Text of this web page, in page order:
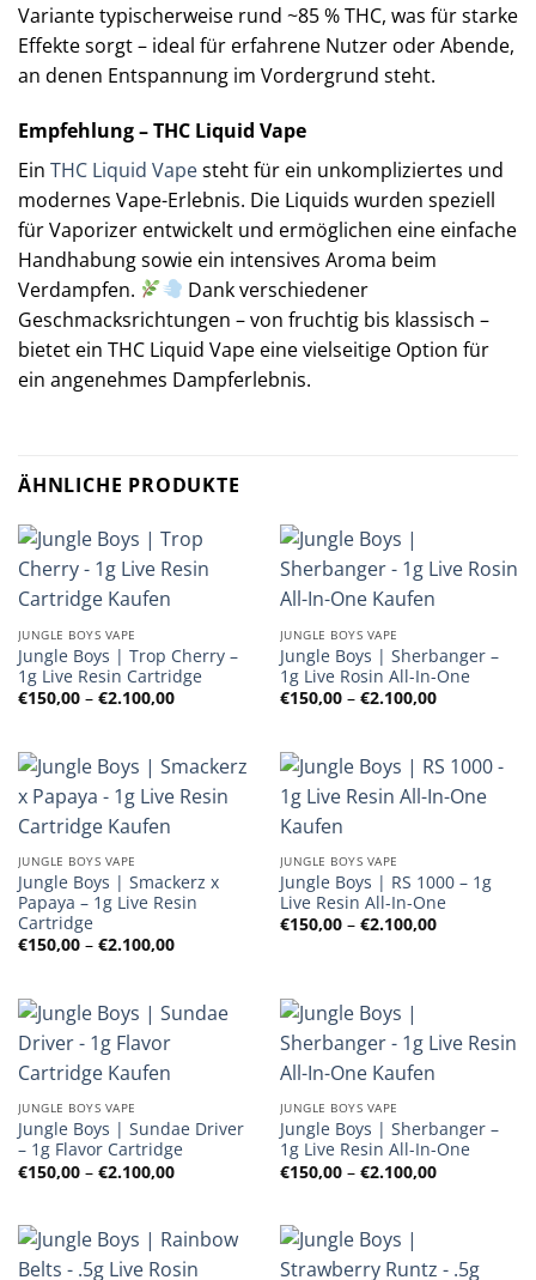
Variante typischerweise rund ~85 % THC, was für starke
Effekte sorgt – ideal für erfahrene Nutzer oder Abende,
an denen Entspannung im Vordergrund steht.
Empfehlung – THC Liquid Vape
Ein THC Liquid Vapesteht für ein unkompliziertes und
modernes Vape-Erlebnis. Die Liquids wurden speziell
für Vaporizer entwickelt und ermöglichen eine einfache
Handhabung sowie ein intensives Aroma beim
Verdampfen.
Dank verschiedener
Geschmacksrichtungen – von fruchtig bis klassisch –
bietet ein THC Liquid Vape eine vielseitige Option für
ein angenehmes Dampferlebnis.
ÄHNLICHE PRODUKTE
JUNGLE BOYS VAPE
Jungle Boys | Trop Cherry –
1g Live Resin Cartridge
€150,00 – €2.100,00Preisspanne:
€150,00
JUNGLE BOYS VAPE
Jungle Boys | Sherbanger –
1g Live Rosin All-In-One
€150,00 – €2.100,00
€150,00
JUNGLE BOYS VAPE
Jungle Boys | Smackerz x
Papaya – 1g Live Resin
Cartridge
€150,00 – €2.100,00Preisspanne:
JUNGLE BOYS VAPE
Jungle Boys | RS 1000 – 1g
Live Resin All-In-One
€150,00 – €2.100,00
JUNGLE BOYS VAPE
Jungle Boys | Sundae Driver
– 1g Flavor Cartridge
€150,00 – €2.100,00Preisspanne:
€150,00
JUNGLE BOYS VAPE
Jungle Boys | Sherbanger –
1g Live Resin All-In-One
€150,00 – €2.100,00
€150,00